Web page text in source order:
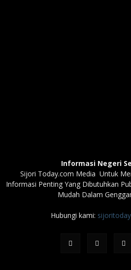
Informasi Negeri
Sijori Today.com Media Untuk
Informasi Penting Yang Dibutuhkan
Mudah Dalam
Hubungi kami: